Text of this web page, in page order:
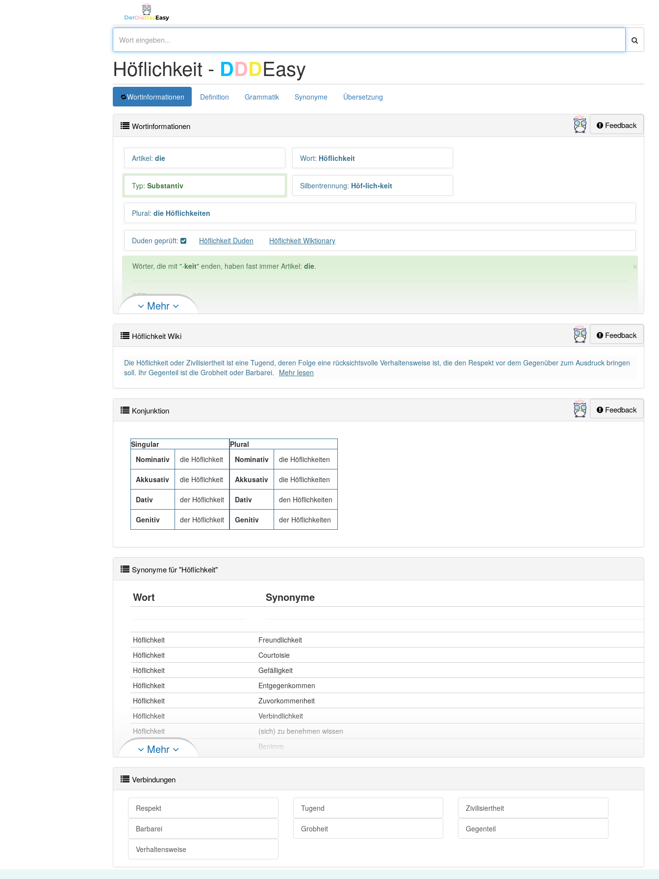
Höflichkeit - DDDEasy
Wortinformationen Definition Grammatik Synonyme Übersetzung
Feedback
Wortinformationen
Artikel: die Wort: Höflichkeit
Typ: Substantiv Silbentrennung: Höf•lich•keit
Plural: die Höflichkeiten
Duden geprüft: Höflichkeit Duden Höflichkeit Wiktionary
×
Wörter, die mit "-keit" enden, haben fast immer Artikel: die.
DER:0
DIE: 2 313
DAS:0
PowerIndex:121
Wörter mit Endung-höflichkeit: 2 Wörter mit Endung-höflichkeitaber mit einem anderen Artikeldie: 0
Mehr
Feedback
Höflichkeit Wiki
Die Höflichkeit oder Zivilisiertheit ist eine Tugend, deren Folge eine rücksichtsvolle Verhaltensweise ist, die den Respekt vor dem Gegenüber zum Ausdruck bringen
soll. Ihr Gegenteil ist die Grobheit oder Barbarei. Mehr lesen
Feedback
Konjunktion
Singular
Nominativ
die Höflichkeit
Akkusativ die Höflichkeit
Dativ der Höflichkeit
Genitiv der Höflichkeit
Plural
Nominativ
die Höflichkeiten
Akkusativ die Höflichkeiten
Dativ den Höflichkeiten
Genitiv der Höflichkeiten
Synonyme für "Höflichkeit"
Wort Synonyme
Höflichkeit
Freundlichkeit
Höflichkeit
Courtoisie
Höflichkeit
Gefälligkeit
Höflichkeit
Entgegenkommen
Höflichkeit
Zuvorkommenheit
Höflichkeit
Verbindlichkeit
Höflichkeit
(sich) zu benehmen wissen
Höflichkeit
Benimm
Höflichkeit
Höflichkeit
Manieren
Höflichkeit
Benehmen
Höflichkeit
Anstand
Höflichkeit
Höflichkeit
Umgangsformen
Mehr
Verbindungen
Respekt Tugend Zivilisiertheit
Barbarei Grobheit Gegenteil
Verhaltensweise